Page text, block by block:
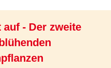
- Der zweite